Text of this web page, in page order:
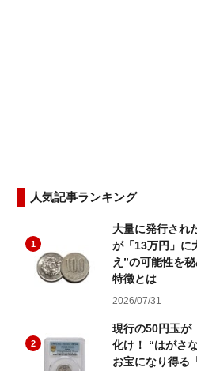
人気記事ランキング
1
大量に発行され
が「13万円」に
え”の可能性を
特徴とは
2026/07/31
2
現行の50円玉が
化け！ “はがさ
お宝になり得る